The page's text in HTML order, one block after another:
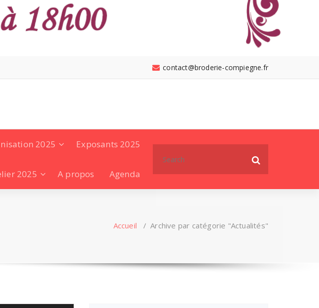
contact@broderie-compiegne.fr
2025 Exposants 2025
2025 A propos Agenda
for:
Accueil /Archive par catégorie "Actualités"